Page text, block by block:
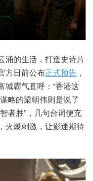
涌的生活，打造史诗片
方日前公布正式预告 ，
城霸气直呼：“香港这
略的梁朝伟则是说了
者胜”，几句台词便充
火爆刺激，让影迷期待